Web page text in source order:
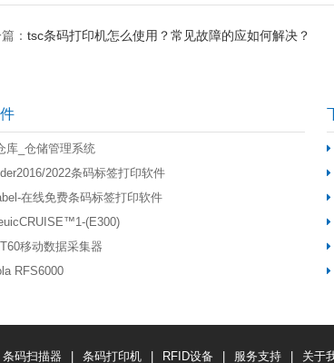
： tsc条码打印机怎么使用？常见故障的应如何解决？
库_仓储管理系统
2022条码标签打印软件
在线免费条码标签打印软件
(E300)
移动数据采集器
RFS6000
条码扫描器 条码打印机 RFID设备 服务支持 关于